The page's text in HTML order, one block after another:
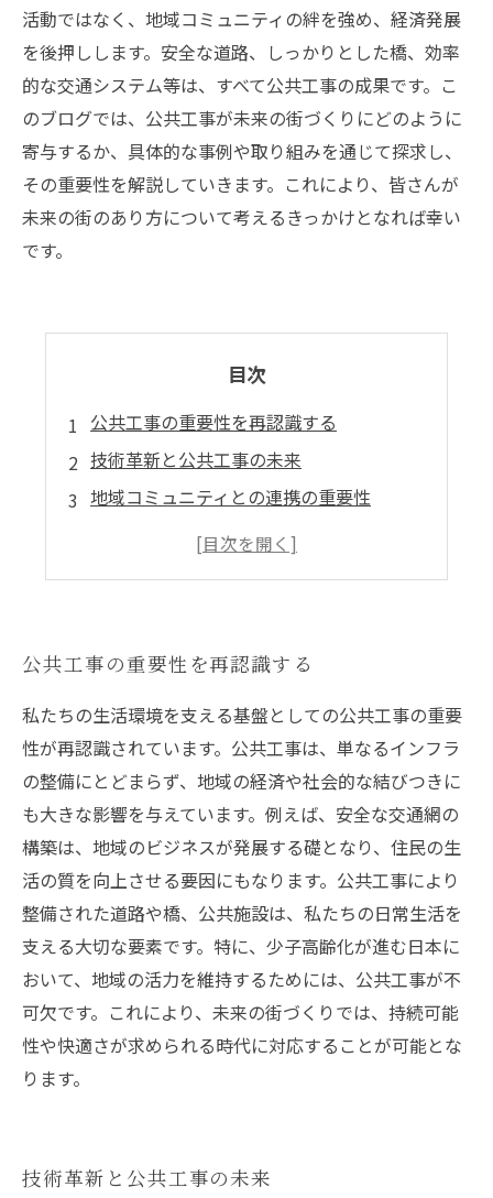
活動ではなく、地域コミュニティの絆を強め、経済発展
を後押しします。安全な道路、しっかりとした橋、効率
的な交通システム等は、すべて公共工事の成果です。こ
のブログでは、公共工事が未来の街づくりにどのように
寄与するか、具体的な事例や取り組みを通じて探求し、
その重要性を解説していきます。これにより、皆さんが
未来の街のあり方について考えるきっかけとなれば幸い
です。
目次
公共工事の重要性を再認識する
技術革新と公共工事の未来
地域コミュニティとの連携の重要性
環境問題への配慮と公共工事の役割
公共工事の重要性を再認識する
私たちの生活環境を支える基盤としての公共工事の重要
性が再認識されています。公共工事は、単なるインフラ
の整備にとどまらず、地域の経済や社会的な結びつきに
も大きな影響を与えています。例えば、安全な交通網の
構築は、地域のビジネスが発展する礎となり、住民の生
活の質を向上させる要因にもなります。公共工事により
整備された道路や橋、公共施設は、私たちの日常生活を
支える大切な要素です。特に、少子高齢化が進む日本に
おいて、地域の活力を維持するためには、公共工事が不
可欠です。これにより、未来の街づくりでは、持続可能
性や快適さが求められる時代に対応することが可能とな
ります。
技術革新と公共工事の未来